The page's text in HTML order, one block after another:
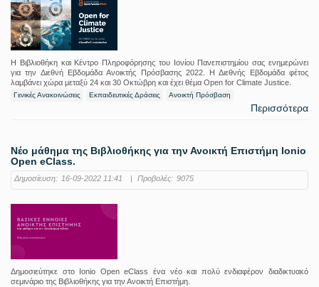
Η Βιβλιοθήκη και Κέντρο Πληροφόρησης του Ιονίου Πανεπιστημίου σας ενημερώνει
για την Διεθνή Εβδομάδα Ανοικτής Πρόσβασης 2022. Η Διεθνής Εβδομάδα φέτος
λαμβάνει χώρα μεταξύ 24 και 30 Οκτώβρη και έχει θέμα Open for Climate Justice.
Γενικές Ανακοινώσεις Εκπαιδευτικές Δράσεις Ανοικτή Πρόσβαση
Περισσότερα
Νέο μάθημα της Βιβλιοθήκης για την Ανοικτή Επιστήμη Ionio
Open eClass.
Δημοσίευση: 16-09-2022 11:41 | Προβολές: 9075
Δημοσιεύτηκε στο Ionio Open eClass ένα νέο και πολύ ενδιαφέρον διαδικτυακό
σεμινάριο της Βιβλιοθήκης για την Ανοικτή Επιστήμη.